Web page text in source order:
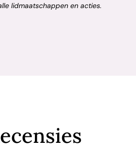
lidmaatschappen en acties.